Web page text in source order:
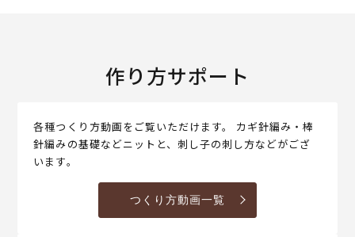
作り方サポート
各種つくり方動画をご覧いただけます。 カギ針編み・棒
針編みの基礎などニットと、刺し子の刺し方などがござ
います。
つくり方動画一覧